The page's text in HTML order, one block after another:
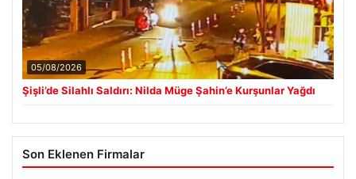
05/08/2026
Şişli’de Silahlı Saldırı: Nilda Müge Şahin’e Kurşunlar Yağdı
Son Eklenen Firmalar